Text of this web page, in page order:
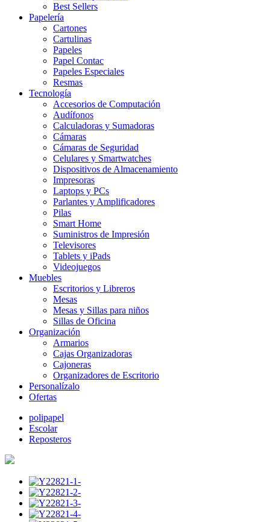
Best Sellers
Papelería
Cartones
Cartulinas
Papeles
Papel Contac
Papeles Especiales
Resmas
Tecnología
Accesorios de Computación
Audífonos
Calculadoras y Sumadoras
Cámaras
Cámaras de Seguridad
Celulares y Smartwatches
Dispositivos de Almacenamiento
Impresoras
Laptops y PCs
Parlantes y Amplificadores
Pilas
Smart Home
Suministros de Impresión
Televisores
Tablets y iPads
Videojuegos
Muebles
Escritorios y Libreros
Mesas
Mesas y Sillas para niños
Sillas de Oficina
Organización
Armarios
Cajas Organizadoras
Cajoneras
Organizadores de Escritorio
Personalízalo
Ofertas
polipapel
Escolar
Reposteros